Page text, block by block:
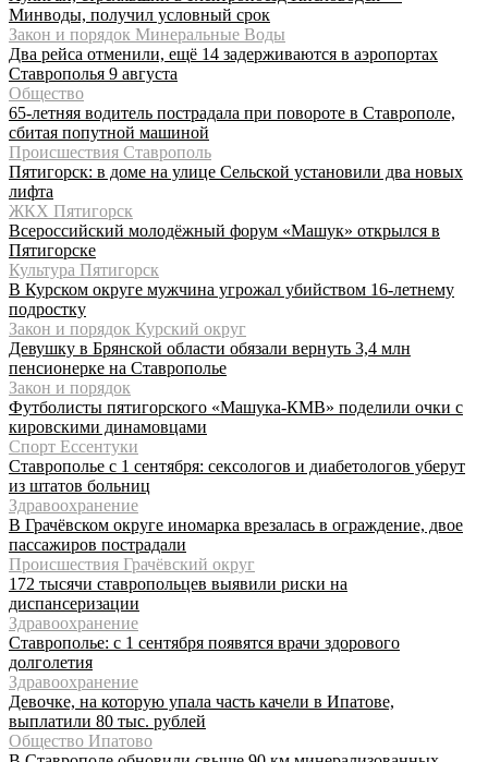
Минводы, получил условный срок
Закон и порядок Минеральные Воды
Два рейса отменили, ещё 14 задерживаются в аэропортах
Ставрополья 9 августа
Общество
65-летняя водитель пострадала при повороте в Ставрополе,
сбитая попутной машиной
Происшествия Ставрополь
Пятигорск: в доме на улице Сельской установили два новых
лифта
ЖКХ Пятигорск
Всероссийский молодёжный форум «Машук» открылся в
Пятигорске
Культура Пятигорск
В Курском округе мужчина угрожал убийством 16‑летнему
подростку
Закон и порядок Курский округ
Девушку в Брянской области обязали вернуть 3,4 млн
пенсионерке на Ставрополье
Закон и порядок
Футболисты пятигорского «Машука-КМВ» поделили очки с
кировскими динамовцами
Спорт Ессентуки
Ставрополье с 1 сентября: сексологов и диабетологов уберут
из штатов больниц
Здравоохранение
В Грачёвском округе иномарка врезалась в ограждение, двое
пассажиров пострадали
Происшествия Грачёвский округ
172 тысячи ставропольцев выявили риски на
диспансеризации
Здравоохранение
Ставрополье: с 1 сентября появятся врачи здорового
долголетия
Здравоохранение
Девочке, на которую упала часть качели в Ипатове,
выплатили 80 тыс. рублей
Общество Ипатово